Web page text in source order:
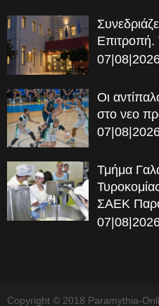
Επιτροπή.
Οι
στο νεο
Τμήμα
ΣΑΕΚ
Copyright © 2018 Paramythia-